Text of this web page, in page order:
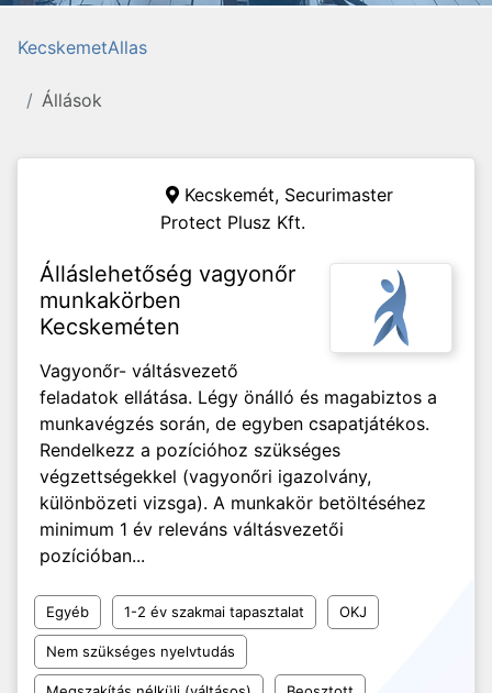
KecskemetAllas
Állások
Kecskemét, Securimaster
Protect Plusz Kft.
Álláslehetőség vagyonőr
munkakörben
Kecskeméten
Vagyonőr- váltásvezető
feladatok ellátása. Légy önálló és magabiztos a
munkavégzés során, de egyben csapatjátékos.
Rendelkezz a pozícióhoz szükséges
végzettségekkel (vagyonőri igazolvány,
különbözeti vizsga). A munkakör betöltéséhez
minimum 1 év releváns váltásvezetői
pozícióban...
Egyéb 1-2 év szakmai tapasztalat OKJ
Nem szükséges nyelvtudás